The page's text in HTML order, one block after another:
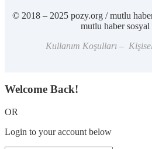
© 2018 – 2025 pozy.org / mutlu
mutlu haber
Kullanım Koşulları –
Welcome Back!
OR
Login to your account below